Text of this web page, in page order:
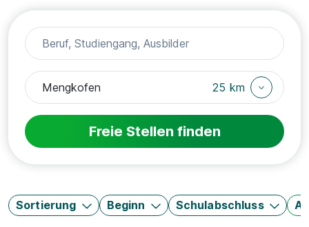
25 km
Freie Stellen finden
Sortierung Beginn Schulabschluss